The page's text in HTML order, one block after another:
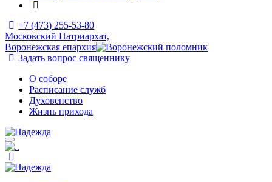
+7 (473) 255-53-80
Московский Патриархат,
Воронежская епархия
Задать вопрос священнику
О соборе
Расписание служб
Духовенство
Жизнь прихода